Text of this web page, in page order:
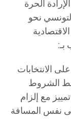
الحرة
نحو
بـ:
الانتخابات
الشروط
مع إلزام
نفس المسافة